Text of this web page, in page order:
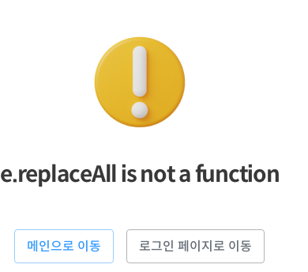
e.replaceAll is not a function
메인으로 이동 로그인 페이지로 이동